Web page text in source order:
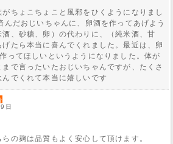
ちょこちょこと風邪をひくようになりまし
だおじいちゃんに、卵酒を作ってあげよう
、砂糖、卵）の代わりに、（純米酒、甘
たら本当に喜んでくれました。最近は、卵
ってほしいというようになりました。体が
で言ったいたおじいちゃんですが、たくさ
でくれて本当に嬉しいです
日
の麹は品質もよく安心して頂けます。